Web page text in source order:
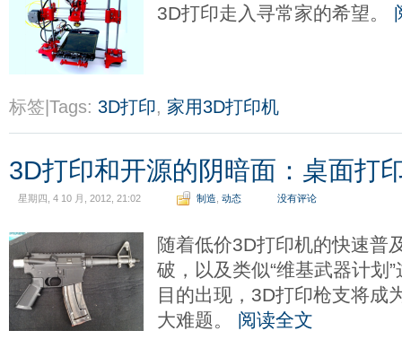
3D打印走入寻常家的希望。
标签|Tags: 3D打印, 家用3D打印机
3D打印和开源的阴暗面：桌面打
星期四, 4 10 月, 2012, 21:02 制造 动态 没有评论
随着低价3D打印机的快速普
破，以及类似“维基武器计划
目的出现，3D打印枪支将成
大难题。 阅读全文